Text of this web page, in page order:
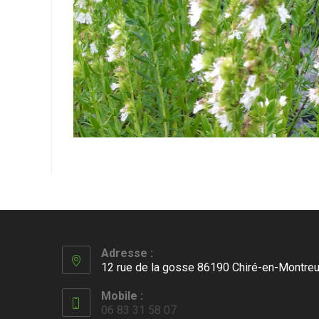
Adresse :
12 rue de la gosse 86190 Chiré-en-
Mobile :
06 83 31 58 07